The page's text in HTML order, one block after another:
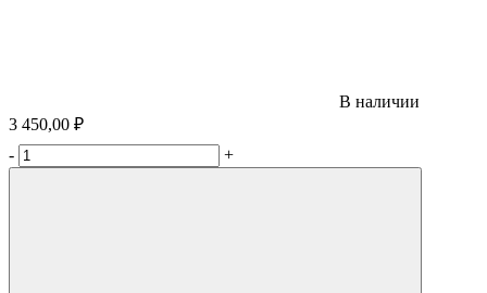
В наличии
3 450,00 ₽
-
+